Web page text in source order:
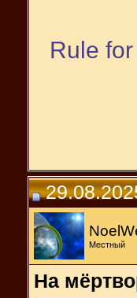
Rule
Местный
На